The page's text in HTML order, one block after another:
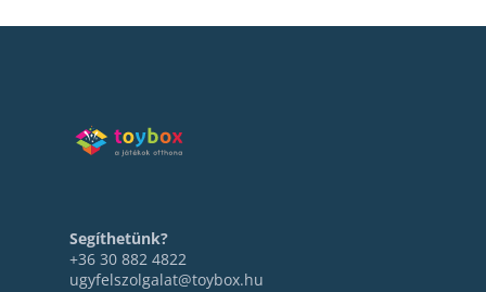
Segíthetünk?
+36 30 882 4822
ugyfelszolgalat@toybox.hu